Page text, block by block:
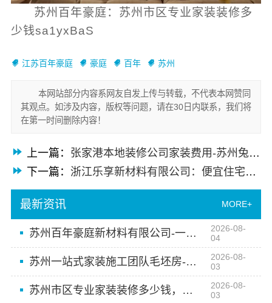
苏州百年豪庭：苏州市区专业家装装修多
少钱sa1yxBaS
江苏百年豪庭 豪庭 百年 苏州
本网站部分内容系网友自发上传与转载，不代表本网赞同
其观点。如涉及内容，版权等问题，请在30日内联系，我们将
在第一时间删除内容！
上一篇： 张家港本地装修公司家装费用-苏州兔哥哥智装新材料有限公司
下一篇： 浙江乐享新材料有限公司：便宜住宅装修新房整体布置施工案例
最新资讯 MORE+
苏州百年豪庭新材料有限公司-一站式家装施工团队毛坯房首选
2026-08-
04
苏州一站式家装施工团队毛坯房-苏州百年豪庭新材料有限公司省心之选
2026-08-
03
苏州市区专业家装装修多少钱，苏州百年豪庭新材料有限公司
2026-08-
03